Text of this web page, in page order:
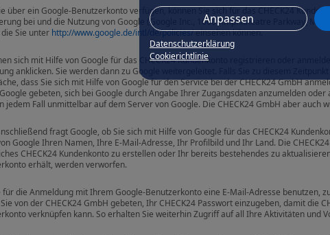
Anpassen
Datenschutzerklärung
Cookierichtlinie
über ein Google-Benutzerkonto verfügen, können Sie sich für das CHECK24
bei und die Nutzung von Google (Google Inc., 1600 Amphitheatre Parkway,
Sie unter http://www.google.de/intl/de/policies/einsehen können.
sich mit Hilfe von Google für das CHECK24 Kundenkonto registrieren oder
anklicken. Sie werden dann zu Google weitergeleitet. Falls Sie zu diesem
dass Sie sich mit Hilfe von Google für den Service bei der CHECK24 GmbH
gebeten, sich bei Google durch Angabe Ihrer Zugangsdaten anzumelden
jedem Fall unmittelbar auf dem Server von Google. Die CHECK24 GmbH aber auch
fragt Google, ob Sie sich mit Hilfe von Google für das CHECK24
Google Ihren Namen, Ihre E-Mail-Adresse, Ihr Profilbild und Ihr Land. Die
CHECK24 Kundenkonto zu erstellen oder Ihr bereits bestehendes zu
erhält, werden verworfen.
für die Anmeldung mit Ihrem Google-Benutzerkonto eine E-Mail-Adresse benutzen,
von der CHECK24 GmbH gebeten, Ihr CHECK24 Passwort einzugeben, damit die
verknüpfen kann. So erhalten Sie weiterhin Zugriff auf all Ihre Aktivitäten und